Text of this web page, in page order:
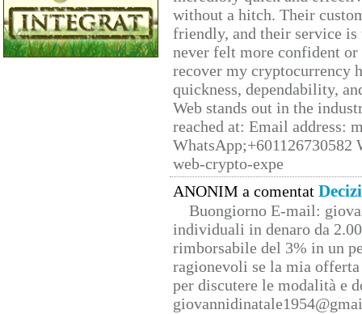
without a hitch. Their
friendly, and their service
never felt more confident
recover my cryptocurrency
quickness, dependability,
Web stands out in the
reached at: Email address:
web-crypto-expe
ANONIM a comentat
Buongiorno E-mail:
individuali in denaro da
rimborsabile del 3% in un
ragionevoli se la mia
per discutere le modalità e